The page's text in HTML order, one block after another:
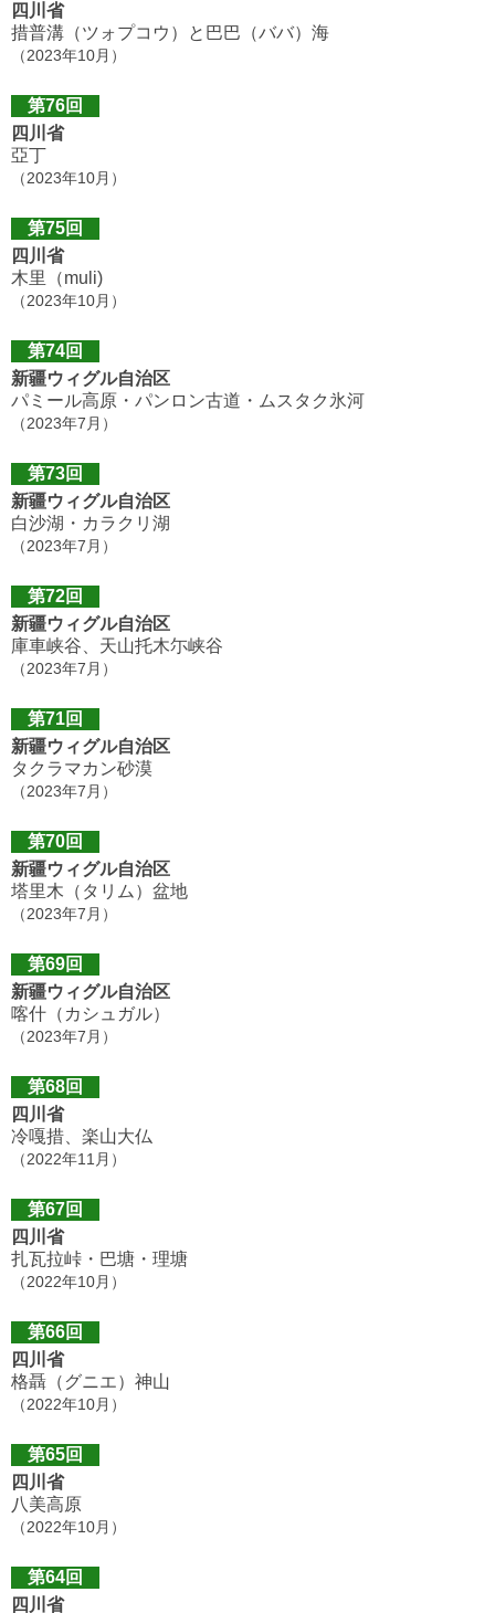
四川省
措普溝（ツォプコウ）と巴巴（ババ）海
（2023年10月）
第76回
四川省
亞丁
（2023年10月）
第75回
四川省
木里（muli)
（2023年10月）
第74回
新疆ウィグル自治区
パミール高原・パンロン古道・ムスタク氷河
（2023年7月）
第73回
新疆ウィグル自治区
白沙湖・カラクリ湖
（2023年7月）
第72回
新疆ウィグル自治区
庫車峡谷、天山托木尓峡谷
（2023年7月）
第71回
新疆ウィグル自治区
タクラマカン砂漠
（2023年7月）
第70回
新疆ウィグル自治区
塔里木（タリム）盆地
（2023年7月）
第69回
新疆ウィグル自治区
喀什（カシュガル）
（2023年7月）
第68回
四川省
冷嘎措、楽山大仏
（2022年11月）
第67回
四川省
扎瓦拉峠・巴塘・理塘
（2022年10月）
第66回
四川省
格聶（グニエ）神山
（2022年10月）
第65回
四川省
八美高原
（2022年10月）
第64回
四川省